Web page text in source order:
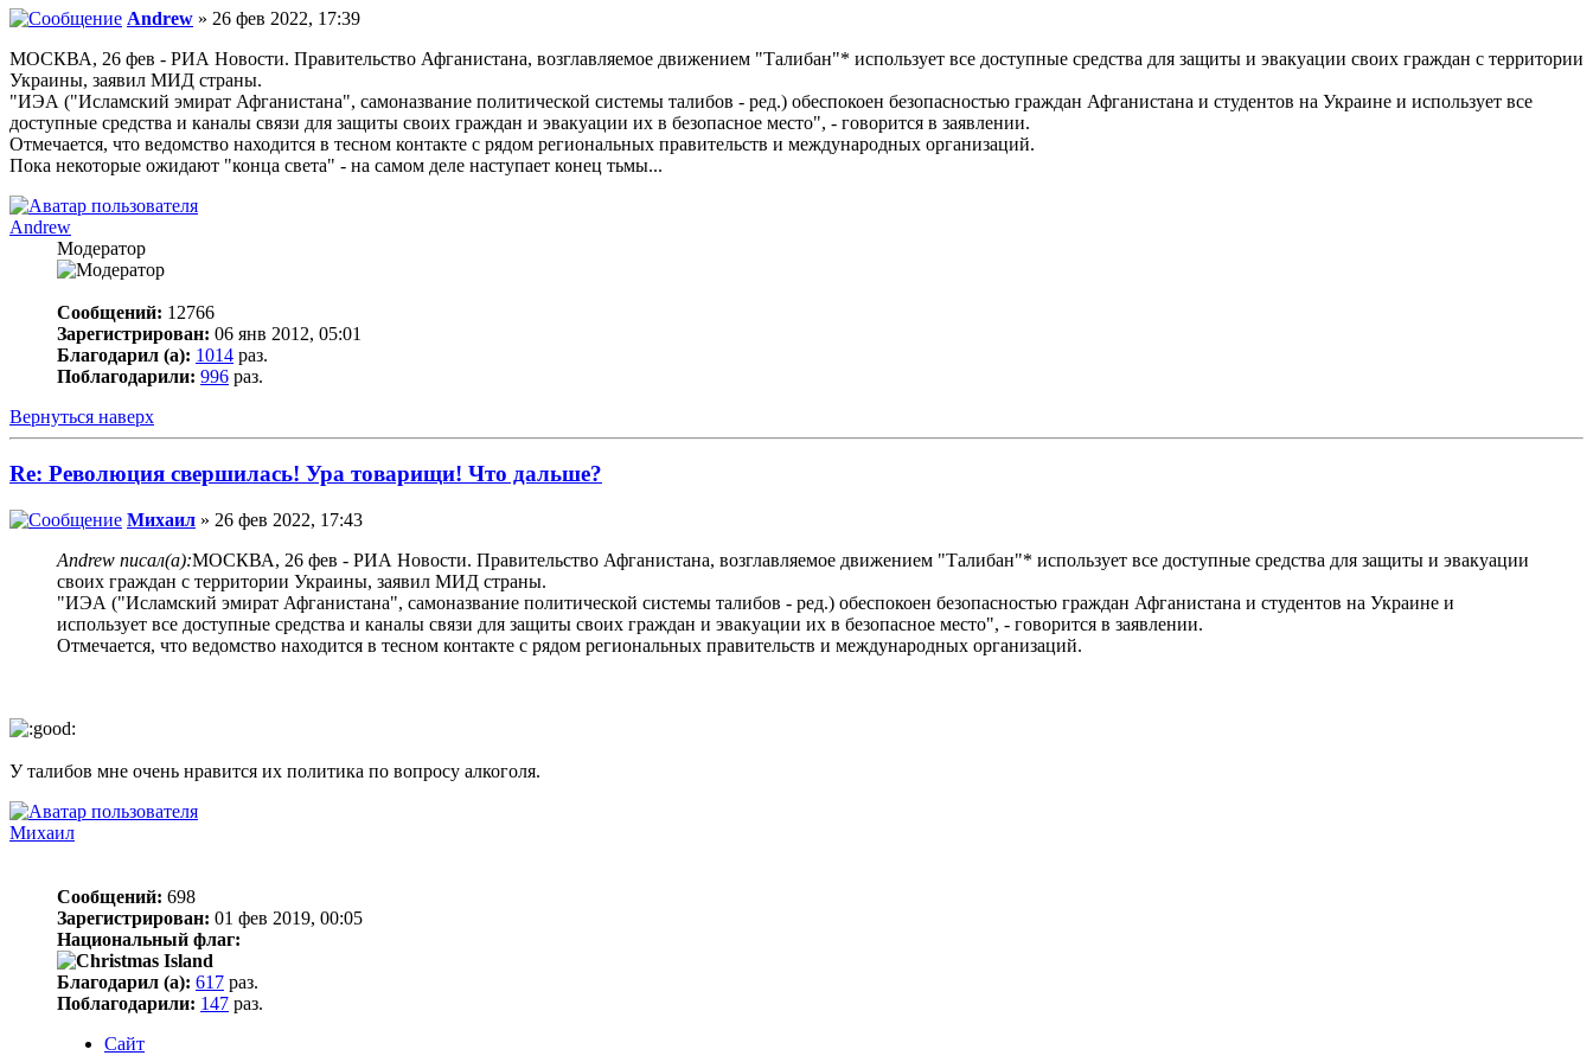
Andrew » 26 фев 2022, 17:39
МОСКВА, 26 фев - РИА Новости. Правительство Афганистана, возглавляемое движением "Талибан"* использует все доступные средства для защиты и эвакуации своих граждан с территории
Украины, заявил МИД страны.
"ИЭА ("Исламский эмират Афганистана", самоназвание политической системы талибов - ред.) обеспокоен безопасностью граждан Афганистана и студентов на Украине и использует все
доступные средства и каналы связи для защиты своих граждан и эвакуации их в безопасное место", - говорится в заявлении.
Отмечается, что ведомство находится в тесном контакте с рядом региональных правительств и международных организаций.
Пока некоторые ожидают "конца света" - на самом деле наступает конец тьмы...
Andrew
Модератор
Сообщений: 12766
Зарегистрирован: 06 янв 2012, 05:01
Благодарил (а): 1014 раз.
Поблагодарили: 996 раз.
Вернуться наверх
Re: Революция свершилась! Ура товарищи! Что дальше?
Михаил » 26 фев 2022, 17:43
Andrew писал(а):МОСКВА, 26 фев - РИА Новости. Правительство Афганистана, возглавляемое движением "Талибан"* использует все доступные средства для защиты и эвакуации
своих граждан с территории Украины, заявил МИД страны.
"ИЭА ("Исламский эмират Афганистана", самоназвание политической системы талибов - ред.) обеспокоен безопасностью граждан Афганистана и студентов на Украине и
использует все доступные средства и каналы связи для защиты своих граждан и эвакуации их в безопасное место", - говорится в заявлении.
Отмечается, что ведомство находится в тесном контакте с рядом региональных правительств и международных организаций.
У талибов мне очень нравится их политика по вопросу алкоголя.
Михаил
Сообщений: 698
Зарегистрирован: 01 фев 2019, 00:05
Национальный флаг:
Благодарил (а): 617 раз.
Поблагодарили: 147 раз.
Сайт